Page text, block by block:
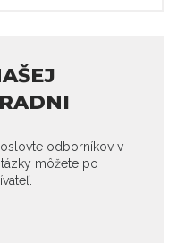
odborníkov v
môžete po